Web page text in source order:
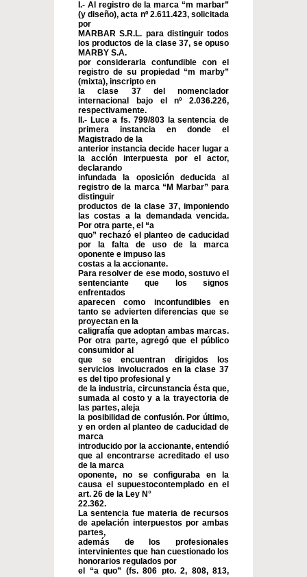
I.- Al registro de la marca “m marbar”
(y diseño), acta nº 2.611.423, solicitada
por
MARBAR S.R.L. para distinguir todos
los productos de la clase 37, se opuso
MARBY S.A.
por considerarla confundible con el
registro de su propiedad “m marby”
(mixta), inscripto en
la clase 37 del nomenclador
internacional bajo el nº 2.036.226,
respectivamente.
II.- Luce a fs. 799/803 la sentencia de
primera instancia en donde el
Magistrado de la
anterior instancia decide hacer lugar a
la acción interpuesta por el actor,
declarando
infundada la oposición deducida al
registro de la marca “M Marbar” para
distinguir
productos de la clase 37, imponiendo
las costas a la demandada vencida.
Por otra parte, el “a
quo” rechazó el planteo de caducidad
por la falta de uso de la marca
oponente e impuso las
costas a la accionante.
Para resolver de ese modo, sostuvo el
sentenciante que los signos
enfrentados
aparecen como inconfundibles en
tanto se advierten diferencias que se
proyectan en la
caligrafía que adoptan ambas marcas.
Por otra parte, agregó que el público
consumidor al
que se encuentran dirigidos los
servicios involucrados en la clase 37
es del tipo profesional y
de la industria, circunstancia ésta que,
sumada al costo y a la trayectoria de
las partes, aleja
la posibilidad de confusión. Por último,
y en orden al planteo de caducidad de
marca
introducido por la accionante, entendió
que al encontrarse acreditado el uso
de la marca
oponente, no se configuraba en la
causa el supuestocontemplado en el
art. 26 de la Ley N°
22.362.
La sentencia fue materia de recursos
de apelación interpuestos por ambas
partes,
además de los profesionales
intervinientes que han cuestionado los
honorarios regulados por
el “a quo” (fs. 806 pto. 2, 808, 813,